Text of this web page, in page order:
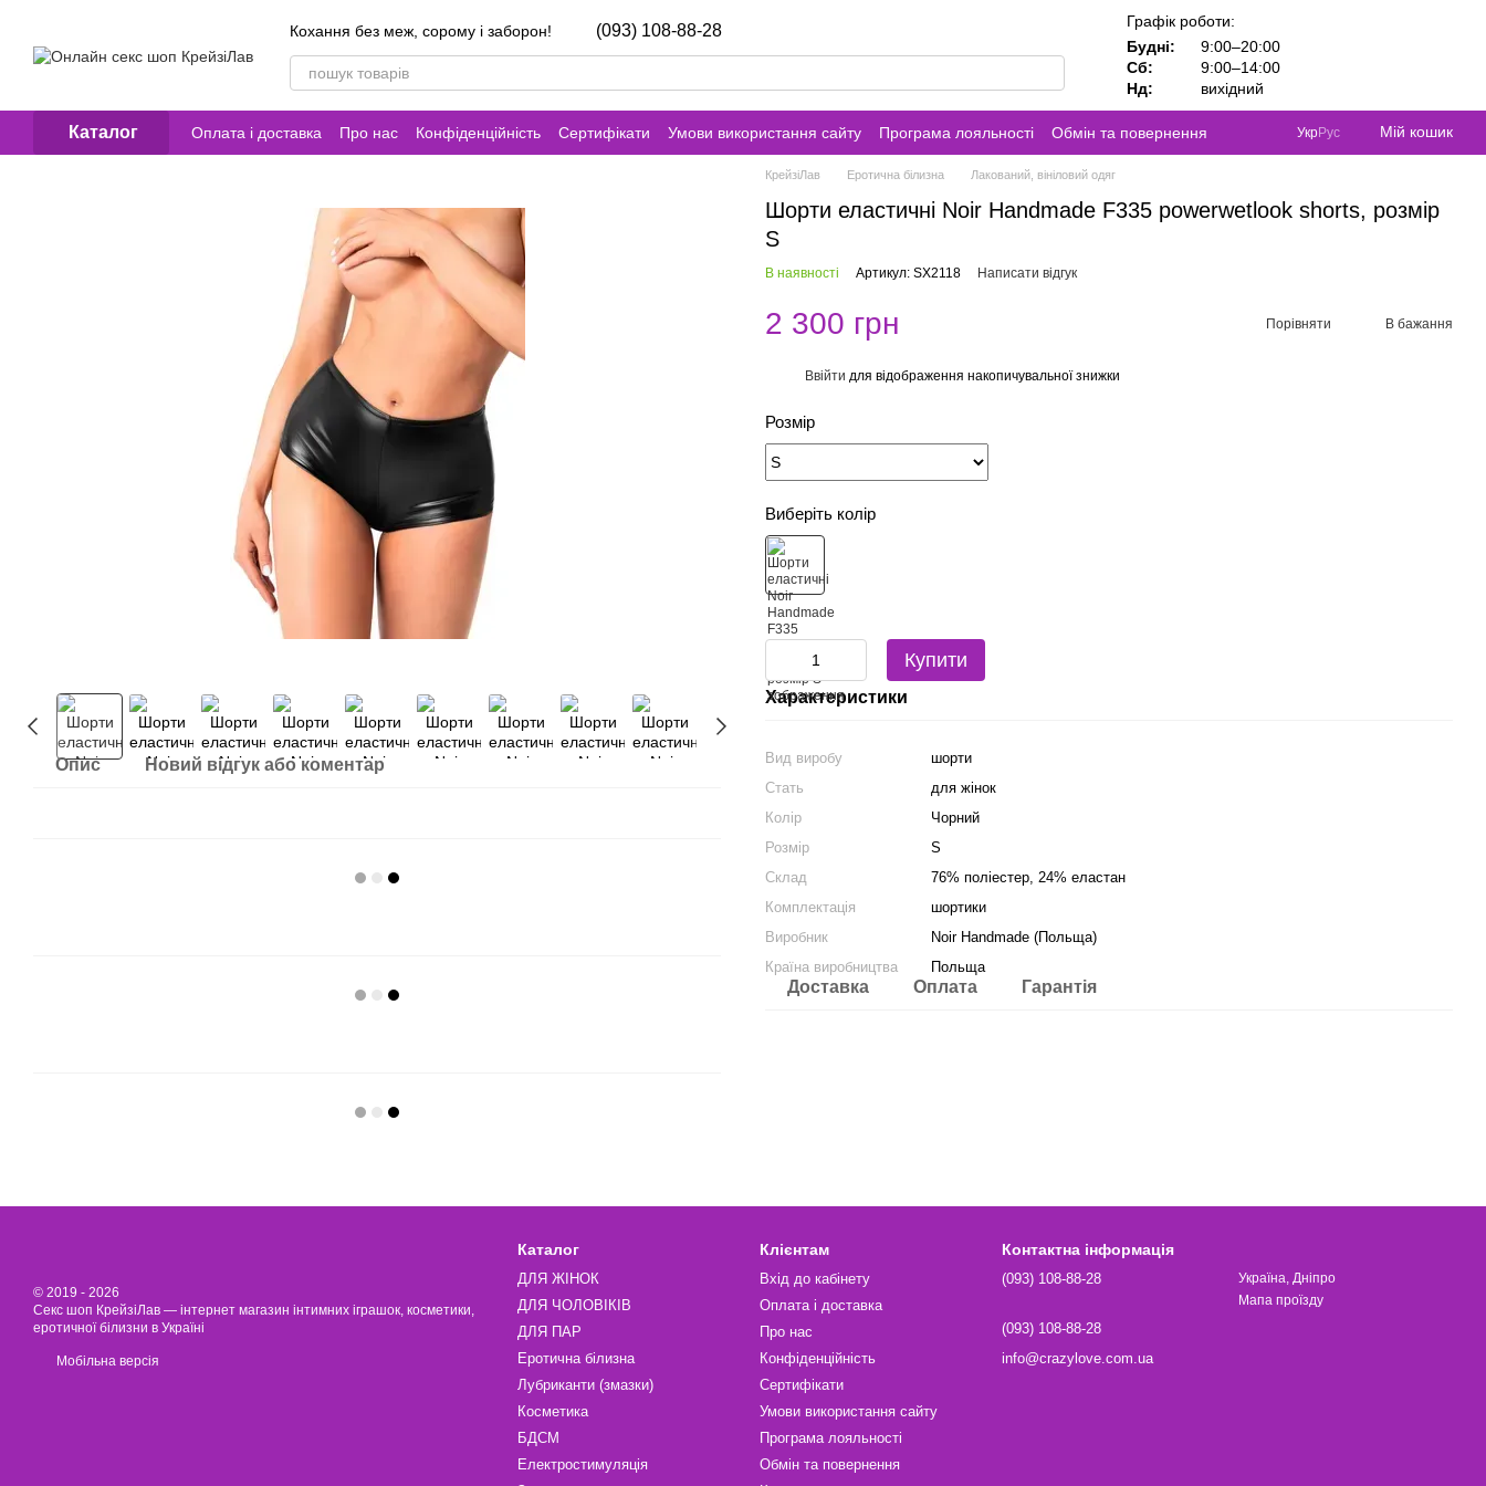
Кохання без меж, сорому і заборон!
(093) 108-88-28
Графік роботи:
Будні:
9:00–20:00
Сб:
9:00–14:00
Нд:
вихідний
Каталог Оплата і доставка Про нас Конфіденційність Сертифікати Умови використання сайту Програма лояльності
Обмін та повернення
Контакти
УкрРус Мій кошик
Опис Новий відгук або коментар
КрейзіЛав Еротична білизна Лакований, вініловий одяг
Шорти еластичні Noir Handmade F335 powerwetlook shorts, розмір
S
В наявності Артикул: SX2118 Написати відгук
2 300 грн Порівняти В бажання
Ввійти для відображення накопичувальної знижки
Розмір
Виберіть колір
Купити
Характеристики
Вид виробу
шорти
Стать
для жінок
Колір
Чорний
Розмір
S
Склад
76% поліестер, 24% еластан
Комплектація
шортики
Виробник
Noir Handmade (Польща)
Країна виробництва
Польща
Доставка Оплата Гарантія
© 2019 - 2026
Секс шоп КрейзіЛав — інтернет магазин інтимних іграшок, косметики,
еротичної білизни в Україні
Мобільна версія
Каталог
ДЛЯ ЖІНОК
ДЛЯ ЧОЛОВІКІВ
ДЛЯ ПАР
Еротична білизна
Лубриканти (змазки)
Косметика
БДСМ
Електростимуляція
Клієнтам
Вхід до кабінету
Оплата і доставка
Про нас
Конфіденційність
Сертифікати
Умови використання сайту
Програма лояльності
Обмін та повернення
Контактна інформація
(093) 108-88-28
(093) 108-88-28
info@crazylove.com.ua
Україна, Дніпро
Мапа проїзду